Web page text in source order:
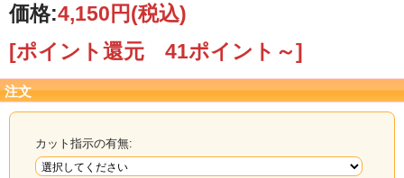
価格:4,150円(税込)
[ポイント還元 41ポイント～]
注文
カット指示の有無: